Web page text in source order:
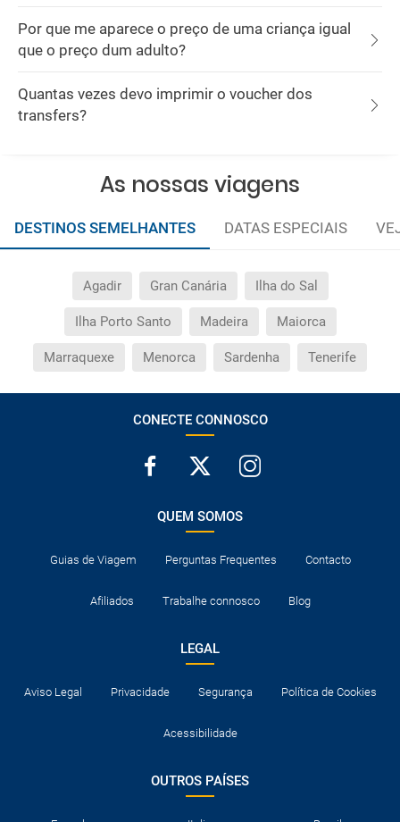
Por que me aparece o preço de uma criança igual
que o preço dum adulto?
Quantas vezes devo imprimir o voucher dos
transfers?
As nossas viagens
DESTINOS SEMELHANTES DATAS ESPECIAIS
Agadir Gran Canária Ilha do Sal
Ilha Porto Santo Madeira Maiorca
Marraquexe Menorca Sardenha Tenerife
CONECTE CONNOSCO
QUEM SOMOS
Guias de Viagem Perguntas Frequentes Contacto
Afiliados Trabalhe connosco Blog
LEGAL
Aviso Legal Privacidade Segurança Política de Cookies
Acessibilidade
OUTROS PAÍSES